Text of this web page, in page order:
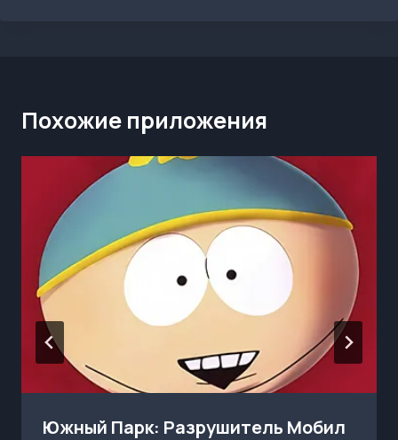
Похожие приложения
Южный Парк: Разрушитель Мобил